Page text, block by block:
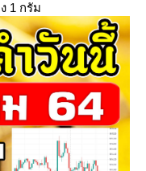
1 กรัม